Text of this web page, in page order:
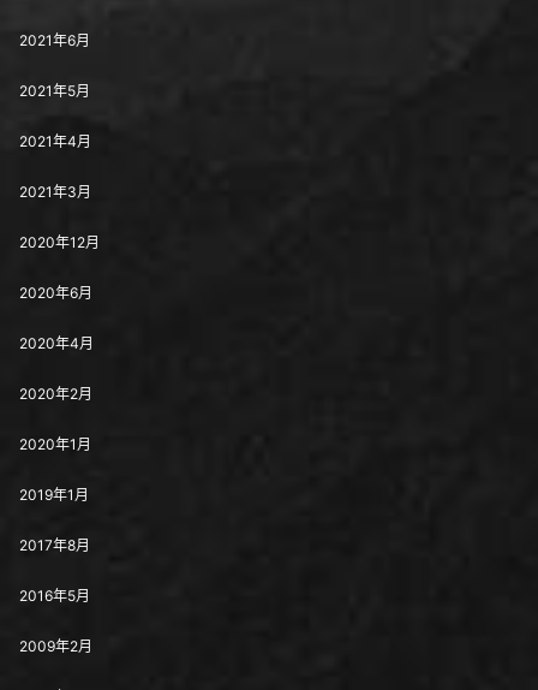
2021年6月
2021年5月
2021年4月
2021年3月
2020年12月
2020年6月
2020年4月
2020年2月
2020年1月
2019年1月
2017年8月
2016年5月
2009年2月